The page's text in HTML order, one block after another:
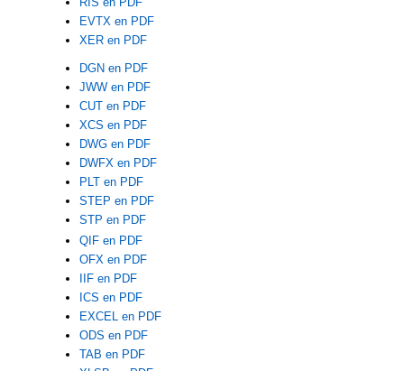
EVTX en PDF
XER en PDF
DGN en PDF
JWW en PDF
CUT en PDF
XCS en PDF
DWG en PDF
DWFX en PDF
PLT en PDF
STEP en PDF
STP en PDF
QIF en PDF
OFX en PDF
IIF en PDF
ICS en PDF
EXCEL en PDF
ODS en PDF
TAB en PDF